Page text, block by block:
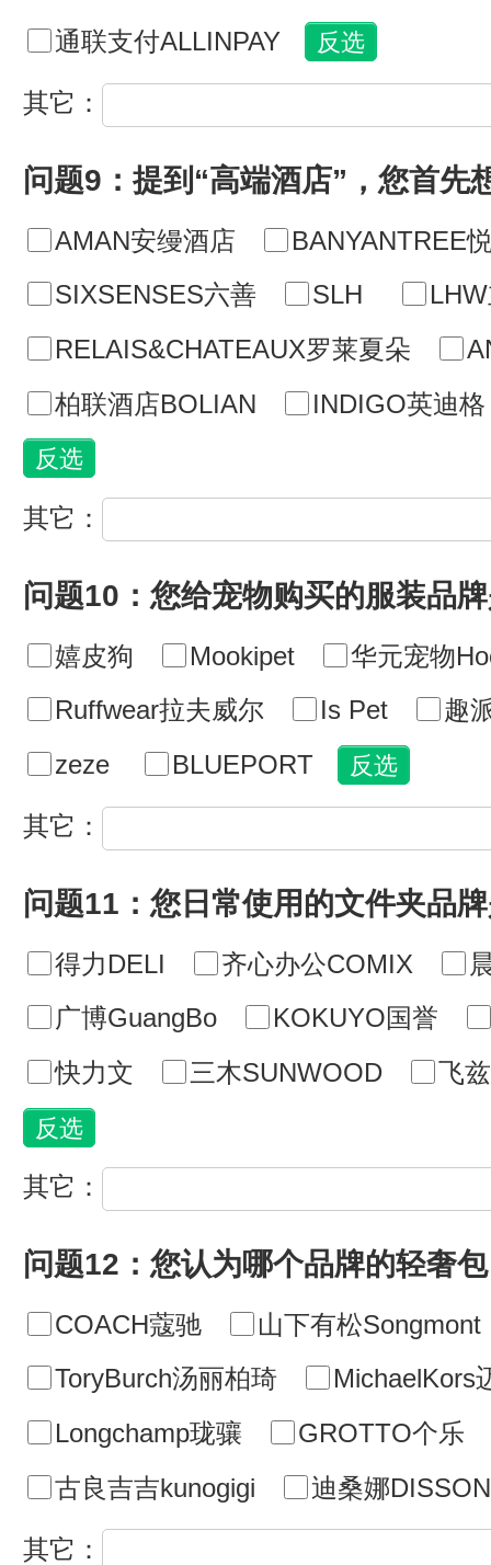
通联支付ALLINPAY
其它：
问题9：提到“高端酒店”，您首先
AMAN安缦酒店
BANYANTREE
SIXSENSES六善
SLH
RELAIS&CHATEAUX罗莱夏朵
柏联酒店BOLIAN
INDIGO英迪格
其它：
问题10：您给宠物购买的服装品
嬉皮狗 Mookipet
华元宠物
Ruffwear拉夫威尔
Is Pet
趣
zeze
BLUEPORT
其它：
问题11：您日常使用的文件夹品
得力DELI 齐心办公COMIX
广博GuangBo
KOKUYO国誉
快力文
三木SUNWOOD 飞
其它：
问题12：您认为哪个品牌的轻奢
COACH蔻驰
山下有松Songmont
ToryBurch汤丽柏琦
MichaelKors
Longchamp珑骧
GROTTO个乐
古良吉吉kunogigi
迪桑娜
其它：